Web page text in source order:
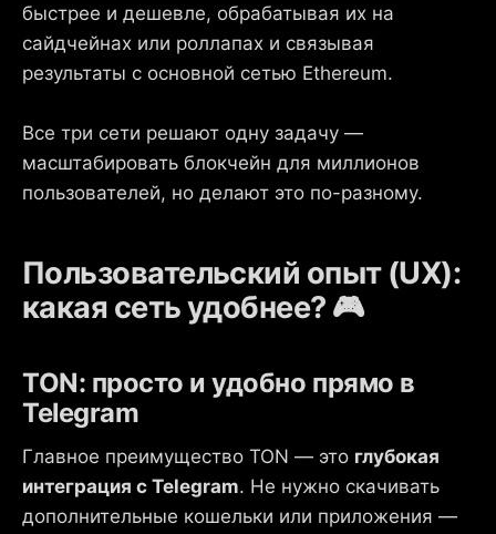
быстрее и дешевле, обрабатывая их на
сайдчейнах или роллапах и связывая
результаты с основной сетью Ethereum.
Все три сети решают одну задачу —
масштабировать блокчейн для миллионов
пользователей, но делают это по-разному.
Пользовательский опыт (UX):
какая сеть удобнее? 🎮
TON: просто и удобно прямо в
Telegram
Главное преимущество TON — это глубокая
интеграция с Telegram. Не нужно скачивать
дополнительные кошельки или приложения —